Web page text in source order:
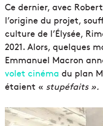
Ce dernier, avec
l’origine du projet,
culture de l’Élysée,
2021. Alors, quelques
Emmanuel Macron
volet cinéma du plan
étaient « stupéfaits ».